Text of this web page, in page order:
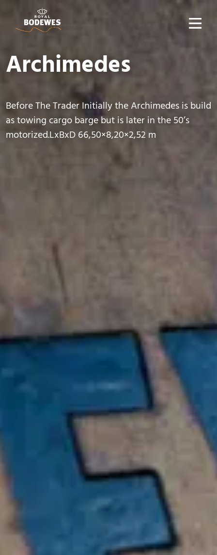
Archimedes
Before The Trader Initially the Archimedes is build
as towing cargo barge but is later in the 50’s
motorized.LxBxD 66,50×8,20×2,52 m